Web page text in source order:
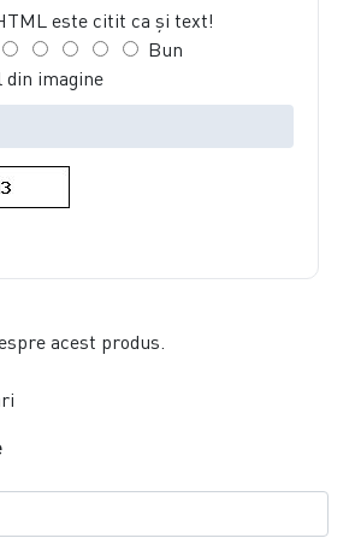
este citit ca şi text!
Bun
imagine
acest produs.